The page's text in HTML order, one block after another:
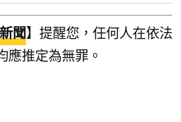
聞】提醒您，任何人在依法
應推定為無罪。